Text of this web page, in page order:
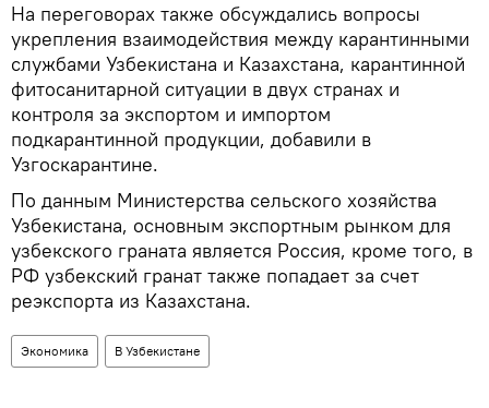
На переговорах также обсуждались вопросы
укрепления взаимодействия между карантинными
службами Узбекистана и Казахстана, карантинной
фитосанитарной ситуации в двух странах и
контроля за экспортом и импортом
подкарантинной продукции, добавили в
Узгоскарантине.
По данным Министерства сельского хозяйства
Узбекистана, основным экспортным рынком для
узбекского граната является Россия, кроме того, в
РФ узбекский гранат также попадает за счет
реэкспорта из Казахстана.
Экономика В Узбекистане